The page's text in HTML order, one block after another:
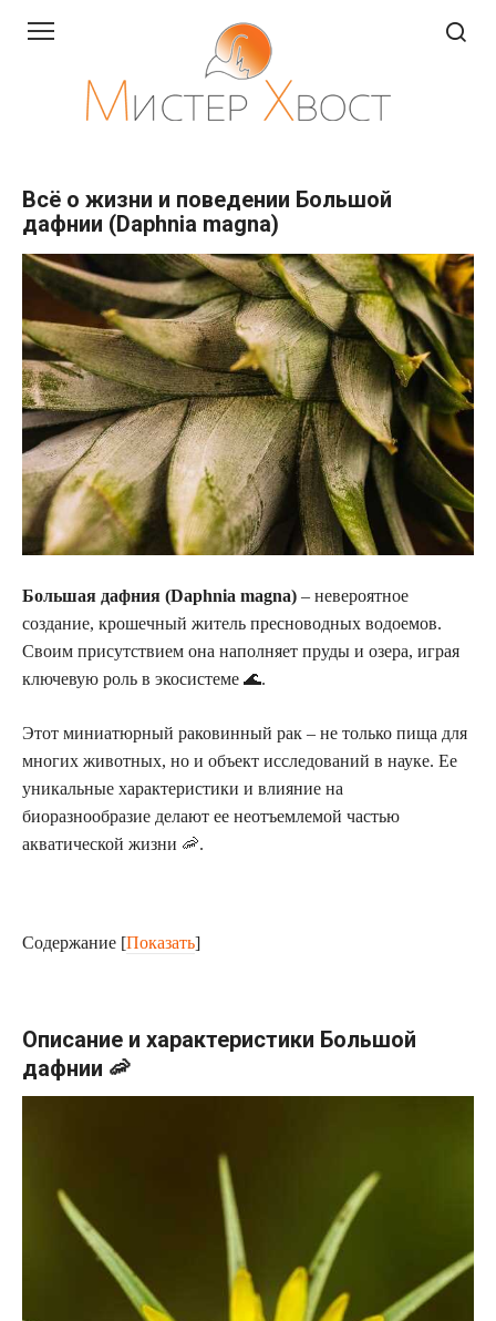
Всё о жизни и поведении Большой
дафнии (Daphnia magna)
Большая дафния (Daphnia magna) – невероятное
создание, крошечный житель пресноводных водоемов.
Своим присутствием она наполняет пруды и озера, играя
ключевую роль в экосистеме 🌊.
Этот миниатюрный раковинный рак – не только пища для
многих животных, но и объект исследований в науке. Ее
уникальные характеристики и влияние на
биоразнообразие делают ее неотъемлемой частью
акватической жизни 🦐.
Содержание [Показать]
Описание и характеристики Большой
дафнии 🦐